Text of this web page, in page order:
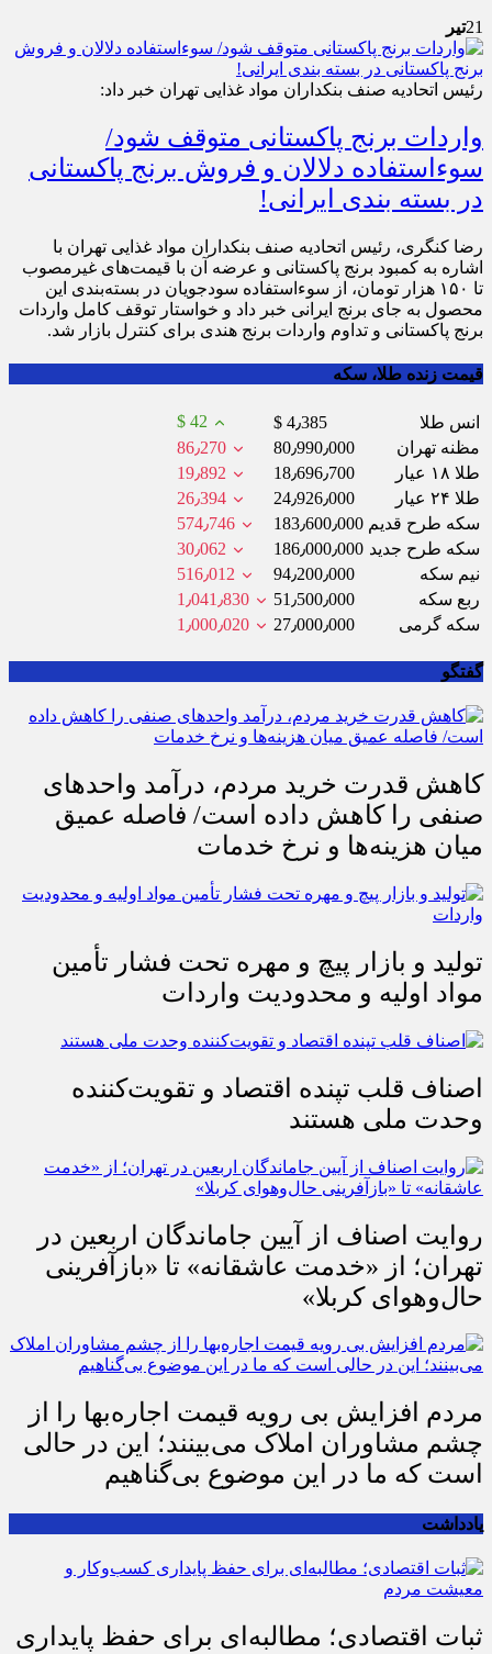
21تیر
رئیس اتحادیه صنف بنکداران مواد غذایی تهران خبر داد:
واردات برنج پاکستانی متوقف شود/
سوءاستفاده دلالان و فروش برنج پاکستانی‌
در بسته بندی ایرانی!
رضا کنگری، رئیس اتحادیه صنف بنکداران مواد غذایی تهران با
اشاره به کمبود برنج پاکستانی و عرضه آن با قیمت‌های غیرمصوب
تا ۱۵۰ هزار تومان، از سوءاستفاده سودجویان در بسته‌بندی این
محصول به جای برنج ایرانی خبر داد و خواستار توقف کامل واردات
برنج پاکستانی و تداوم واردات برنج هندی برای کنترل بازار شد.
قیمت زنده طلا، سکه
انس طلا $ 4٫385
$ 42
مظنه تهران
80٫990٫000
86٫270
طلا ۱۸ عیار
18٫696٫700
19٫892
طلا ۲۴ عیار
24٫926٫000
26٫394
سکه طرح قدیم 183٫600٫000
574٫746
سکه طرح جدید 186٫000٫000
30٫062
نیم سکه
94٫200٫000
516٫012
ربع سکه
51٫500٫000
1٫041٫830
سکه گرمی
27٫000٫000 1٫000٫020
گفتگو
کاهش قدرت خرید مردم، درآمد واحدهای
صنفی را کاهش داده است/ فاصله عمیق
میان هزینه‌ها و نرخ خدمات
تولید و بازار پیچ و مهره تحت فشار تأمین
مواد اولیه و محدودیت واردات
اصناف قلب تپنده اقتصاد و تقویت‌کننده
وحدت ملی هستند
روایت اصناف از آیین جاماندگان اربعین در
تهران؛ از «خدمت عاشقانه» تا «بازآفرینی
حال‌وهوای کربلا»
مردم افزایش بی رویه قیمت اجاره‌بها را از
چشم مشاوران املاک می‌بینند؛ این در حالی
است که ما در این موضوع بی‌گناهیم
یادداشت
ثبات اقتصادی؛ مطالبه‌ای برای حفظ پایداری